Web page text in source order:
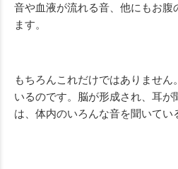
音や血液が流れる音、他にもお腹
ます。
もちろんこれだけではありませ
いるのです。脳が形成され、耳が
は、体内のいろんな音を聞いてい